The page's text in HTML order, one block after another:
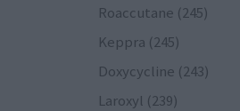
Roaccutane (245)
Keppra (245)
Doxycycline (243)
Laroxyl (239)